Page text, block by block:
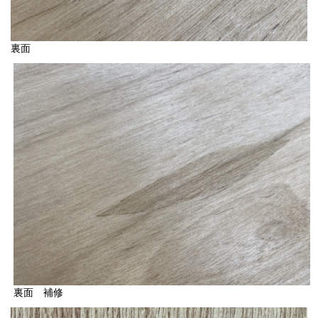
裏面
裏面 補修